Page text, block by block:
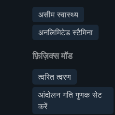
असीम स्वास्थ्य
अनलिमिटेड स्टैमिना
फ़िज़िक्स मॉड
त्वरित त्वरण
आंदोलन गति गुणक सेट
करें